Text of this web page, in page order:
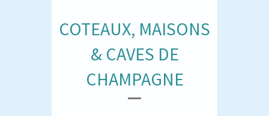
COTEAUX, MAISONS
& CAVES DE
CHAMPAGNE